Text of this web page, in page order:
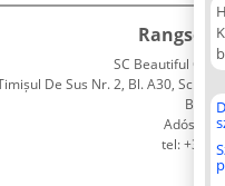
SC Beautiful
De Sus Nr. 2, Bl. A30, Sc. A,
tel: +363